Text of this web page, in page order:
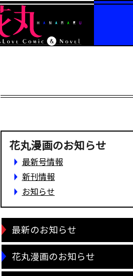
花丸漫画のお知らせ
最新号情報
新刊情報
お知らせ
最新のお知らせ
花丸漫画のお知らせ